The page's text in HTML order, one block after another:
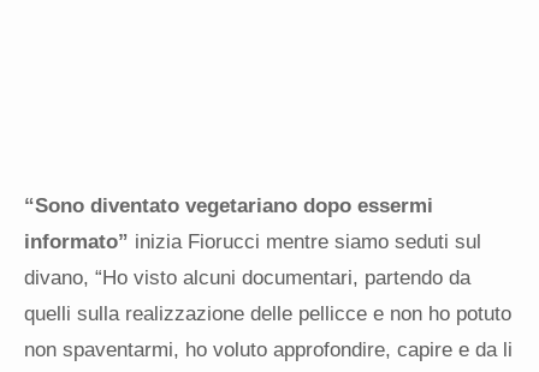
“Sono diventato vegetariano dopo essermi
informato” inizia Fiorucci mentre siamo seduti sul
divano, “Ho visto alcuni documentari, partendo da
quelli sulla realizzazione delle pellicce e non ho potuto
non spaventarmi, ho voluto approfondire, capire e da li